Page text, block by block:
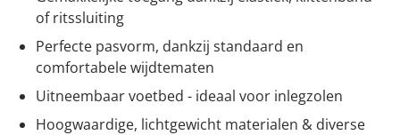
of ritssluiting
Perfecte pasvorm, dankzij standaard en
comfortabele wijdtematen
Uitneembaar voetbed - ideaal voor inlegzolen
Hoogwaardige, lichtgewicht materialen & diverse